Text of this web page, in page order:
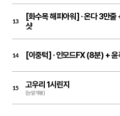
13 [화수목 해피아워] ·온다 3만줄
샷
14 [이중턱] ·인모드FX (8분) + 윤
15 고우리 1시린지
(눈앞개봉)